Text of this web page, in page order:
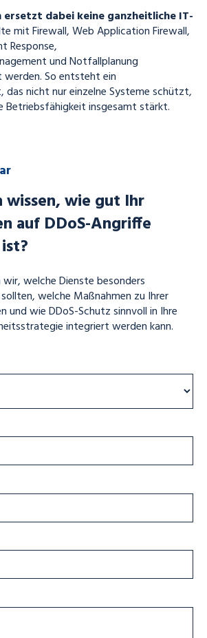
dabei keine ganzheitliche IT-
mit Firewall, Web Application Firewall,
Response,
und Notfallplanung
So entsteht ein
das nicht nur einzelne Systeme schützt,
Betriebsfähigkeit insgesamt stärkt.
wissen, wie gut Ihr
auf DDoS-Angriffe
welche Dienste besonders
welche Maßnahmen zu Ihrer
und wie DDoS-Schutz sinnvoll in Ihre
integriert werden kann.